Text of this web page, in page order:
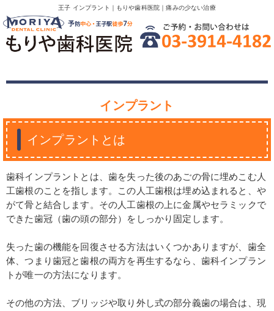
王子 インプラント｜もりや歯科医院｜痛みの少ない治療
インプラント
インプラントとは
歯科インプラントとは、歯を失った後のあごの骨に埋めこむ人
工歯根のことを指します。この人工歯根は埋め込まれると、や
がて骨と結合します。その人工歯根の上に金属やセラミックで
できた歯冠（歯の頭の部分）をしっかり固定します。
失った歯の機能を回復させる方法はいくつかありますが、歯全
体、つまり歯冠と歯根の両方を再生するなら、歯科インプラン
トが唯一の方法になります。
その他の方法、ブリッジや取り外し式の部分義歯の場合は、現